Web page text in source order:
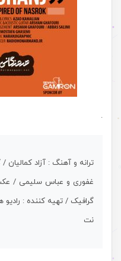
.
ترانه و آهنگ : آزاد
غفوری و عباس سلیمی /
گرافیک / تهیه کننده :
نت